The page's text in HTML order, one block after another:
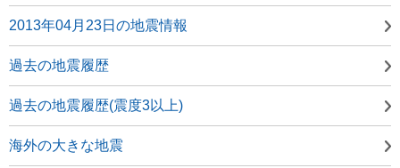
2013年04月23日の地震情報
過去の地震履歴
過去の地震履歴(震度3以上)
海外の大きな地震